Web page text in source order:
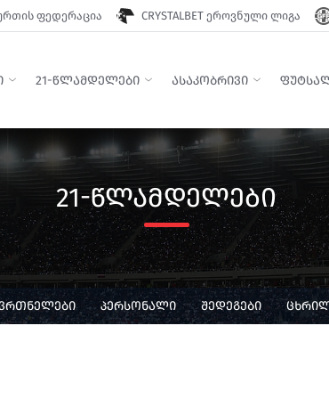
ფედერაცია CRYSTALBET ეროვნული ლიგა
21-ᲬᲚᲐᲛᲓᲔᲚᲔᲑᲘ ᲐᲡᲐᲙᲝᲑᲠᲘᲕᲘ
21-ᲬᲚᲐᲛᲓᲔᲚᲔᲑᲘ
ᲞᲔᲠᲡᲝᲜᲐᲚᲘ ᲨᲔᲓᲔᲒᲔᲑᲘ